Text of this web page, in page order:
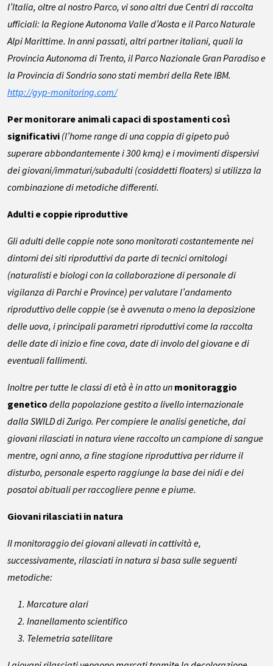
l’Italia, oltre al nostro Parco, vi sono altri due Centri di raccolta
ufficiali: la Regione Autonoma Valle d’Aosta e il Parco Naturale
Alpi Marittime. In anni passati, altri partner italiani, quali la
Provincia Autonoma di Trento, il Parco Nazionale Gran Paradiso e
la Provincia di Sondrio sono stati membri della Rete IBM.
http://gyp-monitoring.com/
Per monitorare animali capaci di spostamenti così
significativi (l’home range di una coppia di gipeto può
superare abbondantemente i 300 kmq) e i movimenti dispersivi
dei giovani/immaturi/subadulti (cosiddetti floaters) si utilizza la
combinazione di metodiche differenti.
Adulti e coppie riproduttive
Gli adulti delle coppie note sono monitorati costantemente nei
dintorni dei siti riproduttivi da parte di tecnici ornitologi
(naturalisti e biologi con la collaborazione di personale di
vigilanza di Parchi e Province) per valutare l’andamento
riproduttivo delle coppie (se è avvenuta o meno la deposizione
delle uova, i principali parametri riproduttivi come la raccolta
delle date di inizio e fine cova, date di involo del giovane e di
eventuali fallimenti.
Inoltre per tutte le classi di età è in atto un monitoraggio
genetico della popolazione gestito a livello internazionale
dalla SWILD di Zurigo. Per compiere le analisi genetiche, dai
giovani rilasciati in natura viene raccolto un campione di sangue
mentre, ogni anno, a fine stagione riproduttiva per ridurre il
disturbo, personale esperto raggiunge la base dei nidi e dei
posatoi abituali per raccogliere penne e piume.
Giovani rilasciati in natura
Il monitoraggio dei giovani allevati in cattività e,
successivamente, rilasciati in natura si basa sulle seguenti
metodiche:
Marcature alari
Inanellamento scientifico
Telemetria satellitare